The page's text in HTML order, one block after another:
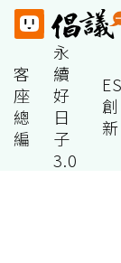
客
座
總
編
永
續
好
日
子
3.0
創
新